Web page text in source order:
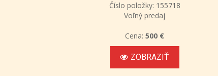
Číslo položky: 155718
Voľný predaj
Cena:500 €
ZOBRAZIŤ